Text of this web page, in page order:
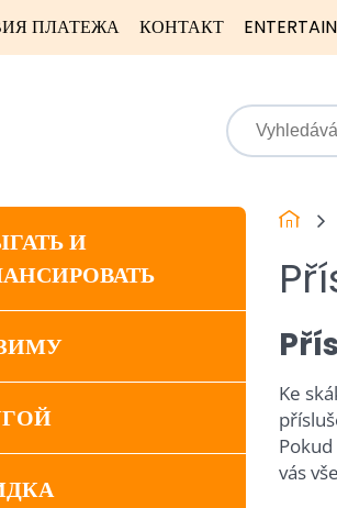
ПЛАТЕЖА КОНТАКТ
И
Ke
vás